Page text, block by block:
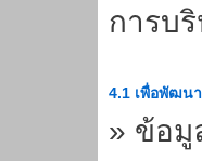
การบ
4.1 เพื่อพัฒน
» ข้อมู